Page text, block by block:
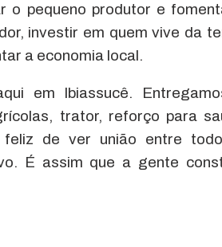
o pequeno produtor e
investir em quem vive da
a economia local.
em Ibiassucê.
trator, reforço para
feliz de ver união entre
É assim que a gente